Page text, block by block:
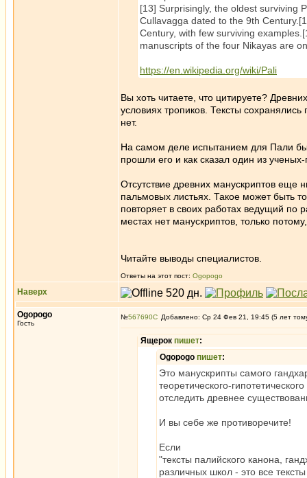
[13] Surprisingly, the oldest surviving
Cullavagga dated to the 9th
Century, with few surviving
manuscripts of the four Nikayas are
https://en.wikipedia.org/wiki/Pali
Вы хоть читаете, что цитируете?
условиях тропиков. Тексты
нет.
На самом деле испытанием для Пали
прошли его и как сказал один из
Отсутствие древних манускриптов еще
пальмовых листьях. Такое может быть
повторяет в своих работах ведущий по
местах нет манускриптов, только
Читайте выводы специалистов.
Ответы на этот пост: Ogopogo
Наверх
Ogopogo
Гость
№567690 Добавлено: Ср 24 Фев 21, 19:45 (5 лет
Ящерок пишет:
Ogopogo пишет:
Это манускрипты самого
теоретического-
отследить древнее
И вы себе же противоречите!
Если
"тексты палийского канона,
различных школ - это все